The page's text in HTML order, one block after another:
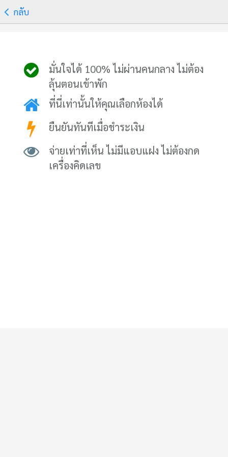
กลับ
มั่นใจได้ 100% ไม่ผ่านคนกลาง ไม่ต้อง
ลุ้นตอนเข้าพัก
ที่นี่เท่านั้นให้คุณเลือกห้องได้
ยืนยันทันทีเมื่อชำระเงิน
จ่ายเท่าที่เห็น ไม่มีแอบแฝง ไม่ต้องกด
เครื่องคิดเลข